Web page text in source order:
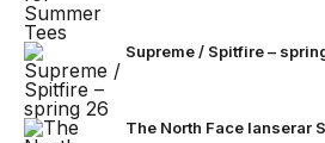
Supreme / Spitfire –
The North Face lanserar